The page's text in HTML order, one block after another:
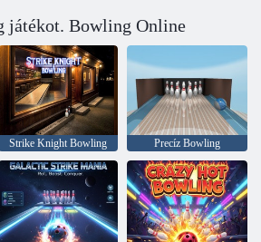
játékot. Bowling Online
Strike Knight Bowling Precíz Bowling